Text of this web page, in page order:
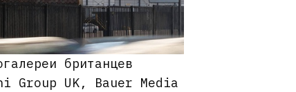
британцев
Group UK, Bauer Media